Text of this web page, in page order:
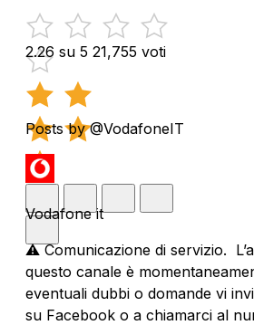
2.26 su 5 21,755 voti
Posts by @VodafoneIT
Vodafone it
⚠️ Comunicazione di servizio.
questo canale è
eventuali dubbi o domande vi
su Facebook o a chiamarci al